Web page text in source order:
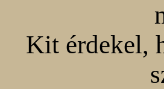
Kit érdekel,